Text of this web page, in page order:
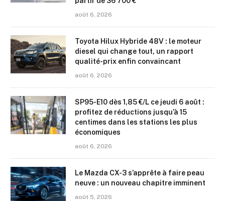
août 6, 2026
Toyota Hilux Hybride 48V : le moteur
diesel qui change tout, un rapport
qualité-prix enfin convaincant
août 6, 2026
SP95-E10 dès 1,85 €/L ce jeudi 6 août :
profitez de réductions jusqu’à 15
centimes dans les stations les plus
économiques
août 6, 2026
Le Mazda CX-3 s’apprête à faire peau
neuve : un nouveau chapitre imminent
août 5, 2026